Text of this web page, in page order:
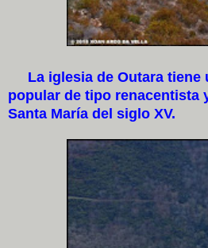
La iglesia de Outara tiene
popular de tipo renacentista
Santa María del siglo XV.